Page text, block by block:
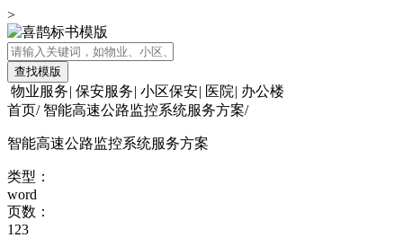
>
查找模版
物业服务| 保安服务| 小区保安| 医院| 办公楼
首页/ 智能高速公路监控系统服务方案/
智能高速公路监控系统服务方案
类型：
word
页数：
123